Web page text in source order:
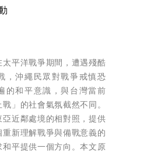
太平洋戰爭期間，遭遇殘酷
，沖繩民眾對戰爭戒慎恐
的和平意識，與台灣當前
戰」的社會氣氛截然不同。
亞近鄰處境的相對照，提供
重新理解戰爭與備戰意義的
和平提供一個方向。本文原